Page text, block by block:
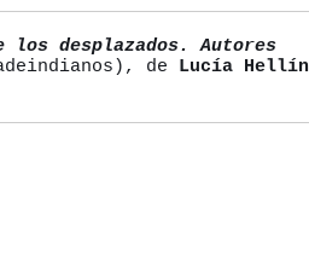
desplazados. Autores
de Lucía Hellín